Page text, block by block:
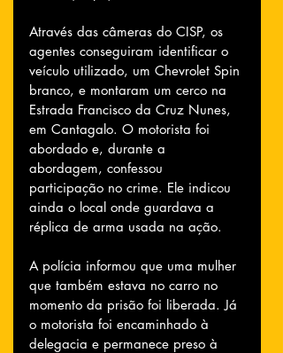
Através das câmeras do CISP, os
agentes conseguiram identificar o
veículo utilizado, um Chevrolet Spin
branco, e montaram um cerco na
Estrada Francisco da Cruz Nunes,
em Cantagalo. O motorista foi
abordado e, durante a
abordagem, confessou
participação no crime. Ele indicou
ainda o local onde guardava a
réplica de arma usada na ação.
A polícia informou que uma mulher
que também estava no carro no
momento da prisão foi liberada. Já
o motorista foi encaminhado à
delegacia e permanece preso à